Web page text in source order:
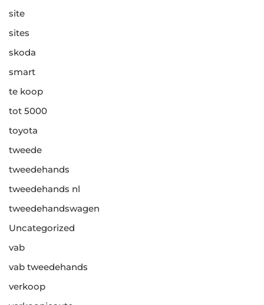
site
sites
skoda
smart
te koop
tot 5000
toyota
tweede
tweedehands
tweedehands nl
tweedehandswagen
Uncategorized
vab
vab tweedehands
verkoop